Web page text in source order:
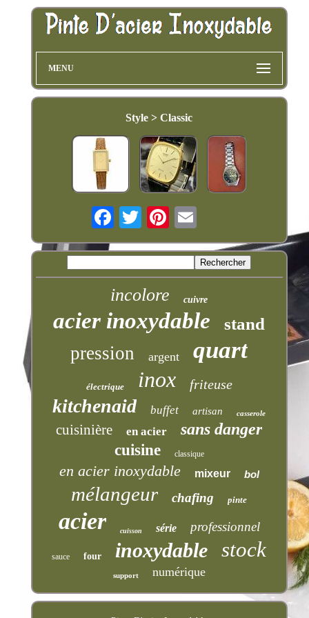
MENU
Style > Classic
incolore cuivre
acier inoxydable stand
pression argent quart
électrique inox friteuse
kitchenaid buffet artisan casserole
cuisinière en acier sans danger
cuisine classique
en acier inoxydable mixeur bol
mélangeur chafing pinte
acier cuisson série professionnel
sauce four inoxydable stock
support numérique